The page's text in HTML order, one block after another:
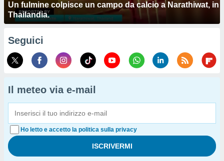
Un fulmine colpisce un campo da calcio a Narathiwat, in
Thailandia.
Seguici
Il meteo via e-mail
Ho letto e accetto la politica sulla privacy